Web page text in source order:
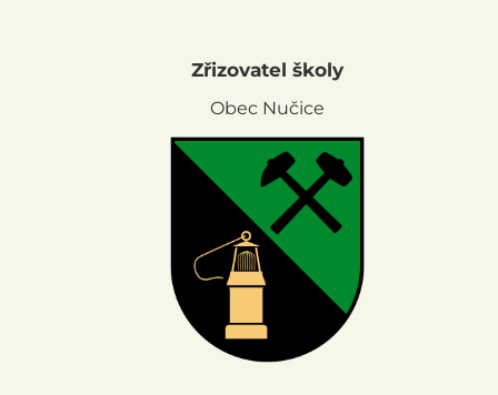
Zřizovatel školy
Obec Nučice